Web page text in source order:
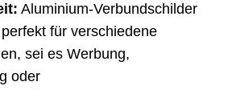
Aluminium-Verbundschilder
für verschiedene
sei es Werbung,
oder